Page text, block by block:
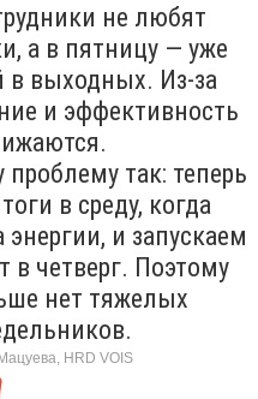
не любят
а в пятницу — уже
в выходных. Из-за
и эффективность
так: теперь
в среду, когда
и запускаем
в четверг. Поэтому
нет тяжелых
HRD VOIS